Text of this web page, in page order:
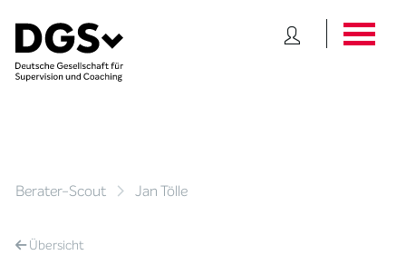
Berater-Scout Jan Tölle
Übersicht